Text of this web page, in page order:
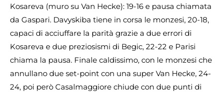
Kosareva (muro su Van Hecke): 19-16 e pausa chiamata
da Gaspari. Davyskiba tiene in corsa le monzesi, 20-18,
capaci di acciuffare la parità grazie a due errori di
Kosareva e due preziosismi di Begic, 22-22 e Parisi
chiama la pausa. Finale caldissimo, con le monzesi che
annullano due set-point con una super Van Hecke, 24-
24, poi però Casalmaggiore chiude con due punti di